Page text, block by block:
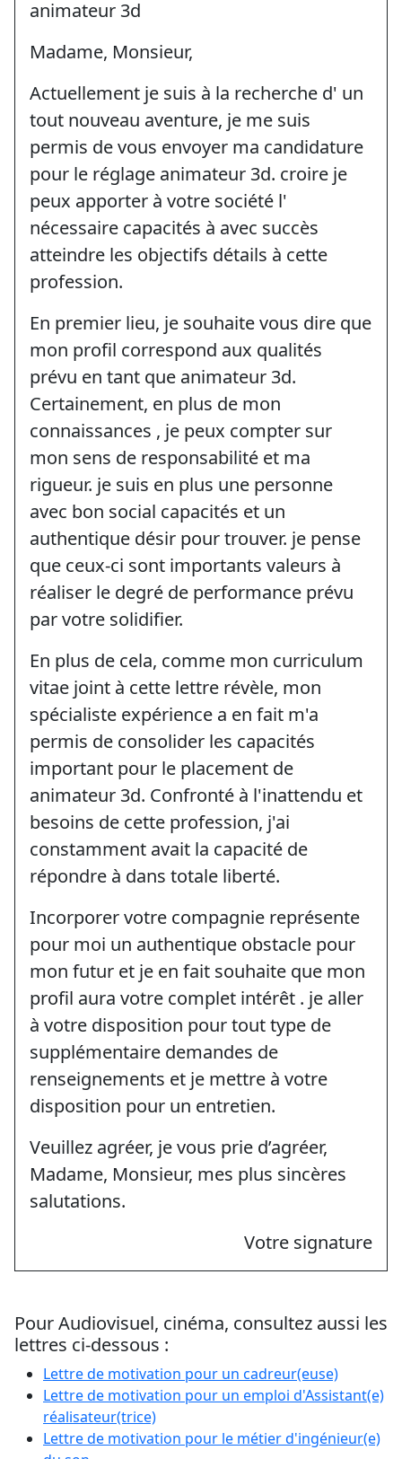
animateur 3d
Madame, Monsieur,
Actuellement je suis à la recherche d' un
tout nouveau aventure, je me suis
permis de vous envoyer ma candidature
pour le réglage animateur 3d. croire je
peux apporter à votre société l'
nécessaire capacités à avec succès
atteindre les objectifs détails à cette
profession.
En premier lieu, je souhaite vous dire que
mon profil correspond aux qualités
prévu en tant que animateur 3d.
Certainement, en plus de mon
connaissances , je peux compter sur
mon sens de responsabilité et ma
rigueur. je suis en plus une personne
avec bon social capacités et un
authentique désir pour trouver. je pense
que ceux-ci sont importants valeurs à
réaliser le degré de performance prévu
par votre solidifier.
En plus de cela, comme mon curriculum
vitae joint à cette lettre révèle, mon
spécialiste expérience a en fait m'a
permis de consolider les capacités
important pour le placement de
animateur 3d. Confronté à l'inattendu et
besoins de cette profession, j'ai
constamment avait la capacité de
répondre à dans totale liberté.
Incorporer votre compagnie représente
pour moi un authentique obstacle pour
mon futur et je en fait souhaite que mon
profil aura votre complet intérêt . je aller
à votre disposition pour tout type de
supplémentaire demandes de
renseignements et je mettre à votre
disposition pour un entretien.
Veuillez agréer, je vous prie d’agréer,
Madame, Monsieur, mes plus sincères
salutations.
Votre signature
Pour Audiovisuel, cinéma, consultez aussi les
lettres ci-dessous :
Lettre de motivation pour un cadreur(euse)
Lettre de motivation pour un emploi d'Assistant(e)
réalisateur(trice)
Lettre de motivation pour le métier d'ingénieur(e)